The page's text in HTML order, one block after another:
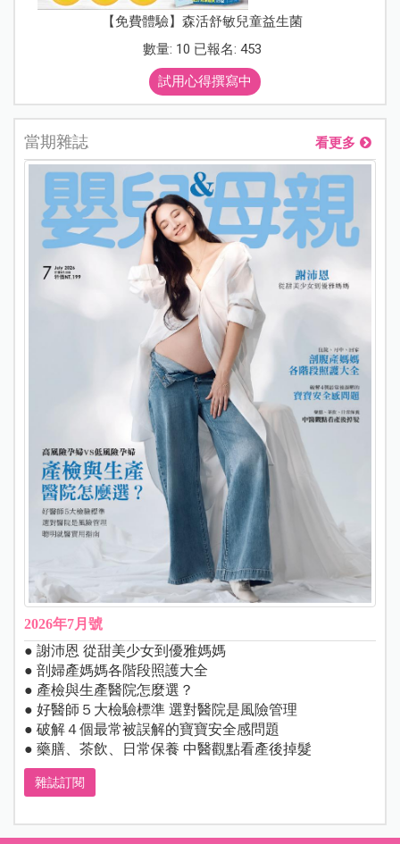
【免費體驗】森活舒敏兒童益生菌
數量: 10 已報名: 453
試用心得撰寫中
當期雜誌 看更多
2026年7月號
● 謝沛恩 從甜美少女到優雅媽媽
● 剖婦產媽媽各階段照護大全
● 產檢與生產醫院怎麼選？
● 好醫師５大檢驗標準 選對醫院是風險管理
● 破解４個最常被誤解的寶寶安全感問題
● 藥膳、茶飲、日常保養 中醫觀點看產後掉髮
雜誌訂閱